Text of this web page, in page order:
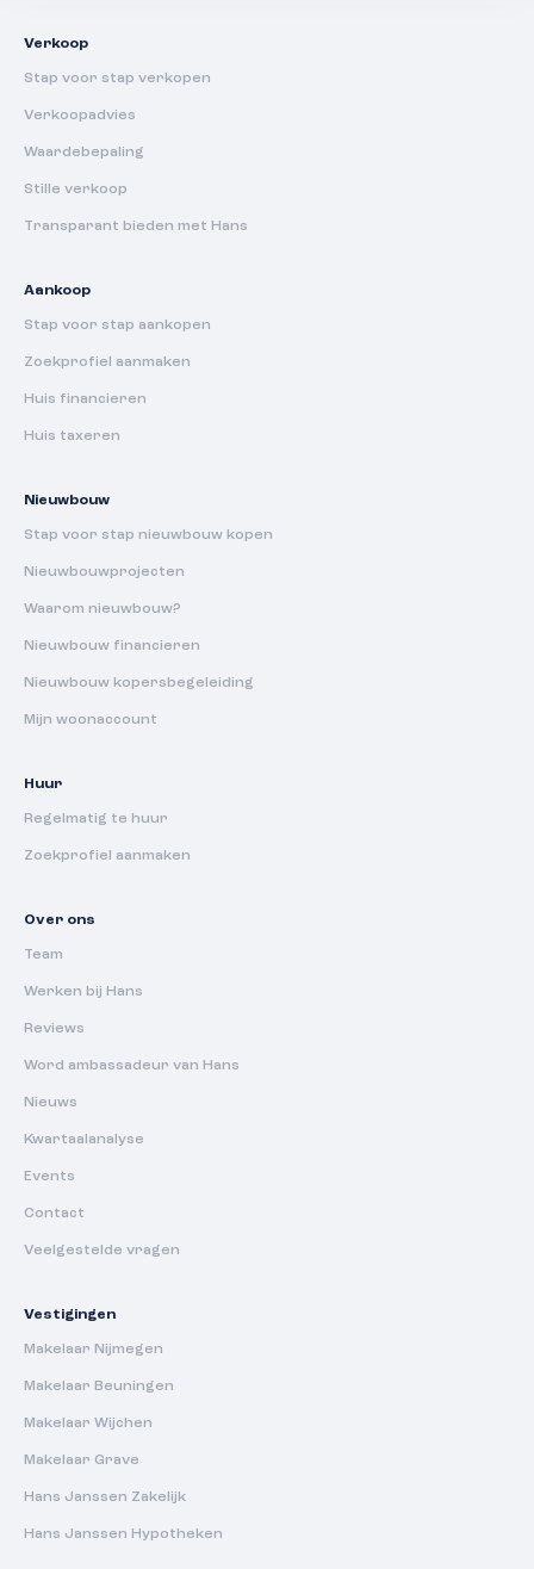
Verkoop
Stap voor stap verkopen
Verkoopadvies
Waardebepaling
Stille verkoop
Transparant bieden met Hans
Aankoop
Stap voor stap aankopen
Zoekprofiel aanmaken
Huis financieren
Huis taxeren
Nieuwbouw
Stap voor stap nieuwbouw kopen
Nieuwbouwprojecten
Waarom nieuwbouw?
Nieuwbouw financieren
Nieuwbouw kopersbegeleiding
Mijn woonaccount
Huur
Regelmatig te huur
Zoekprofiel aanmaken
Over ons
Team
Werken bij Hans
Reviews
Word ambassadeur van Hans
Nieuws
Kwartaalanalyse
Events
Contact
Veelgestelde vragen
Vestigingen
Makelaar Nijmegen
Makelaar Beuningen
Makelaar Wijchen
Makelaar Grave
Hans Janssen Zakelijk
Hans Janssen Hypotheken